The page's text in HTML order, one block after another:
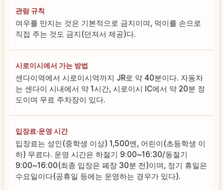
관람 규칙
여우를 만지는 것은 기본적으로 금지이며, 먹이를 손으로
직접 주는 것도 금지(던져서 제공)다.
시로이시에서 가는 방법
센다이역에서 시로이시역까지 JR로 약 40분이다. 자동차
는 센다이 시내에서 약 1시간, 시로이시 IC에서 약 20분 정
도이며 무료 주차장이 있다.
입장료·운영 시간
입장료는 성인(중학생 이상) 1,500엔, 어린이(초등학생 이
하) 무료다. 운영 시간은 하절기 9:00~16:30/동절기
9:00~16:00(최종 입장은 폐장 30분 전)이며, 정기 휴일은
수요일이다(공휴일 등에는 운영하는 경우가 있다).